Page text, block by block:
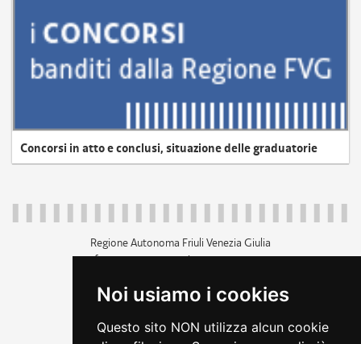
Noi usiamo i cookies
Questo sito NON utilizza alcun cookie
Concorsi in atto e conclusi, situazione delle graduatorie
Regione Autonoma Friuli Venezia Giulia
c.f. 80014930327; p.iva 00526040324
+39 040 3771111